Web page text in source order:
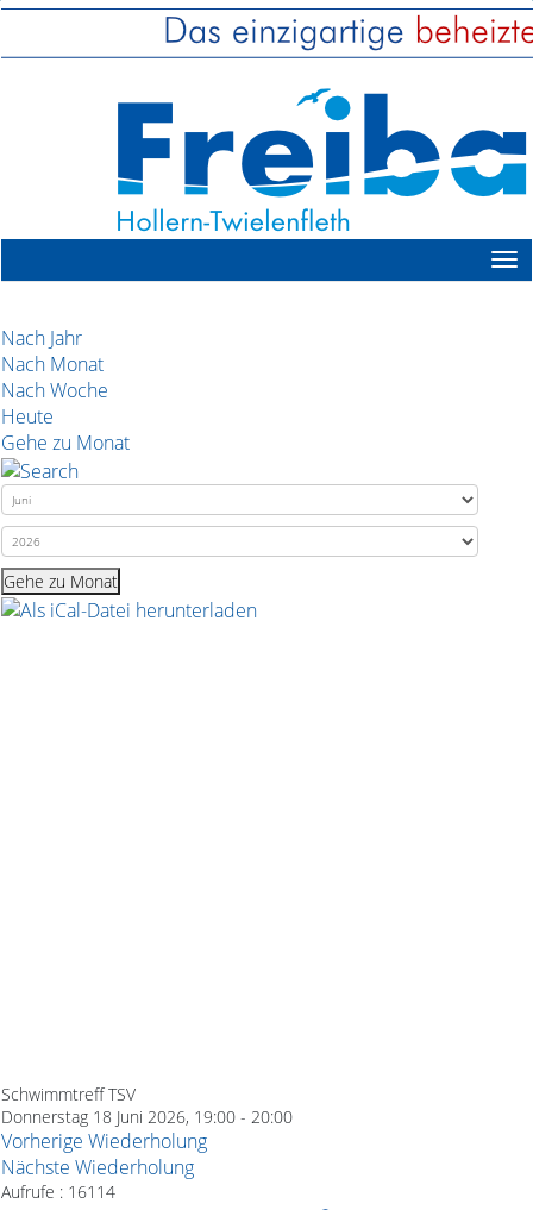
Nach Jahr
Nach Monat
Nach Woche
Heute
Gehe zu Monat
Gehe zu Monat
Event exportieren
Schwimmtreff TSV
Donnerstag 18 Juni 2026, 19:00 - 20:00
Vorherige Wiederholung
Nächste Wiederholung
Aufrufe : 16114